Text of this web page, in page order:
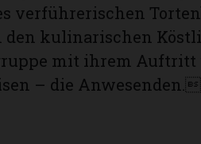
verführerischen
den kulinarischen
mit ihrem Auftritt
– die Anwesenden.